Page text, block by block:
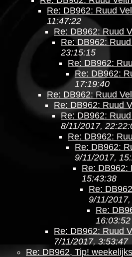
Re: DB962: Ruud
11:47:22
Re: DB962: Ruud
Re: DB962:
23:15:15
Re: DB962:
Re: DB962:
17:19:40
Re: DB962: Ruud
Re: DB962: Ruud
Re: DB962:
8/11/2017,
Re: DB962:
Re: DB962:
9/11/2017,
Re: DB962:
15:43:38
Re:
9/11/
Re:
16:03:52
Re: DB962: Ruud
7/11/2017, 3:53:47
Re: DB962, Tip!